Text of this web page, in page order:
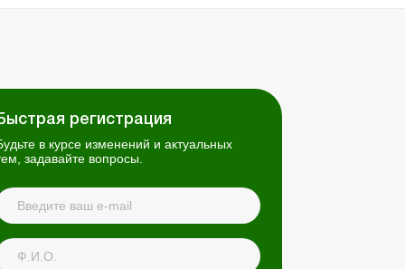
регистрация
в курсе изменений и актуальных
задавайте вопросы.